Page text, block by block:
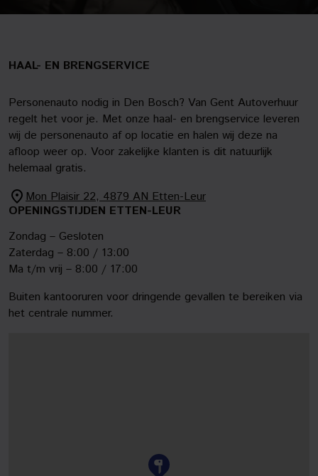
HAAL- EN BRENGSERVICE
Personenauto nodig in Den Bosch? Van Gent Autoverhuur
regelt het voor je. Met onze haal- en brengservice leveren
wij de personenauto af op locatie en halen wij deze na
afloop weer op. Voor zakelijke klanten is dit natuurlijk
helemaal gratis.
Mon Plaisir 22, 4879 AN Etten-Leur
OPENINGSTIJDEN ETTEN-LEUR
Zondag – Gesloten
Zaterdag – 8:00 / 13:00
Ma t/m vrij – 8:00 / 17:00
Buiten kantooruren voor dringende gevallen te bereiken via
het centrale nummer.